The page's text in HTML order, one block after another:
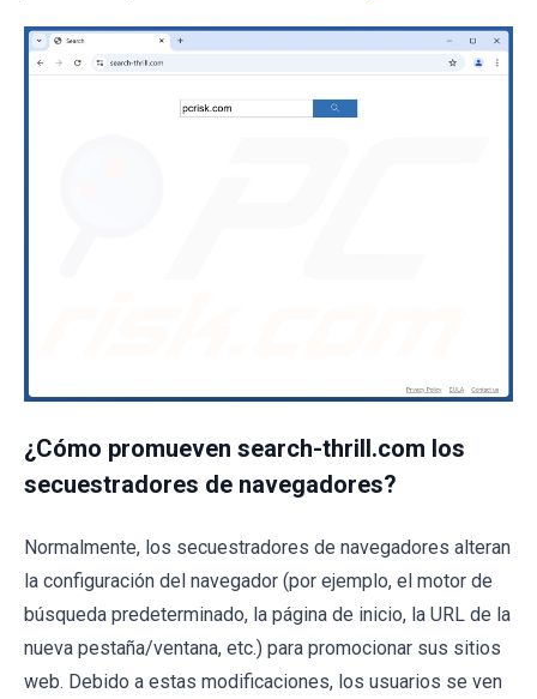
¿Cómo promueven search-thrill.com los
secuestradores de navegadores?
Normalmente, los secuestradores de navegadores alteran
la configuración del navegador (por ejemplo, el motor de
búsqueda predeterminado, la página de inicio, la URL de la
nueva pestaña/ventana, etc.) para promocionar sus sitios
web. Debido a estas modificaciones, los usuarios se ven